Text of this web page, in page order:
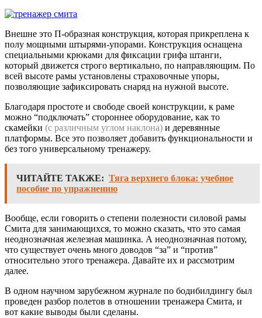
Внешне это П-образная конструкция, которая прикреплена к
полу мощными штырями-упорами. Конструкция оснащена
специальными крюками для фиксации грифа штанги,
который движется строго вертикально, по направляющим. По
всей высоте рамы установлены страховочные упоры,
позволяющие зафиксировать снаряд на нужной высоте.
Благодаря простоте и свободе своей конструкции, к раме
можно “подключать” стороннее оборудование, как то
скамейки (с различным углом наклона) и деревянные
платформы. Все это позволяет добавить функциональности и
без того универсальному тренажеру.
ЧИТАЙТЕ ТАКЖЕ: Тяга верхнего блока: учебное
пособие по упражнению
Вообще, если говорить о степени полезности силовой рамы
Смита для занимающихся, то можно сказать, что это самая
неоднозначная железная машинка. А неоднозначная потому,
что существует очень много доводов “за” и “против”
относительно этого тренажера. Давайте их и рассмотрим
далее.
В одном научном зарубежном журнале по бодибилдингу был
проведен разбор полетов в отношении тренажера Смита, и
вот какие выводы были сделаны.